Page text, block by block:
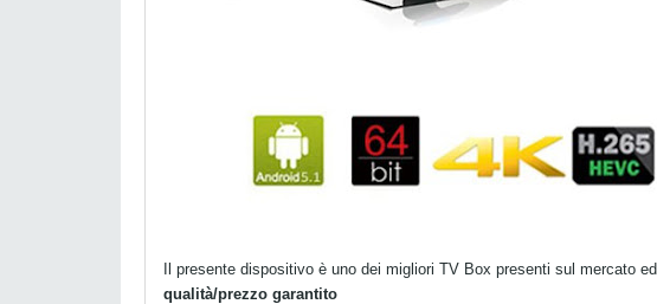
Il presente dispositivo è uno dei migliori TV Box presenti sul mercato ed
qualità/prezzo garantito